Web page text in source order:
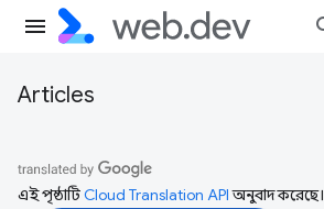
Articles
এই পৃষ্ঠাটিCloud Translation APIঅনুবাদ করেছে।